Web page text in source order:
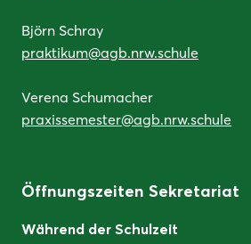
Björn Schray
praktikum@agb.nrw.schule
Verena Schumacher
praxissemester@agb.nrw.schule
Öffnungszeiten Sekretariat
Während der Schulzeit